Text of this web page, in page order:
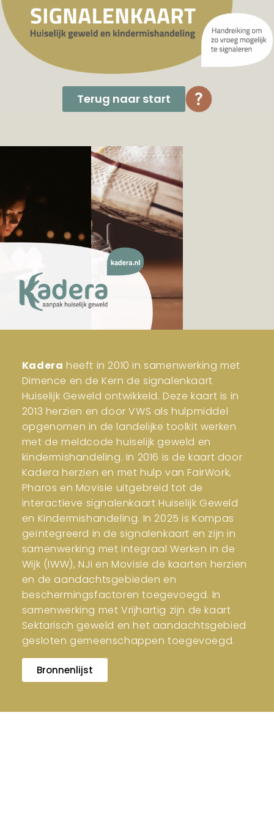
Terug naar start
Kadera heeft in 2010 in samenwerking met
Dimence en de Kern de signalenkaart
Huiselijk Geweld ontwikkeld. Deze kaart is in
2013 herzien en door VWS als hulpmiddel
opgenomen in de landelijke toolkit werken
met de meldcode huiselijk geweld en
kindermishandeling. In 2016 is de kaart door
Kadera herzien en met hulp van FairWork,
Pharos en Movisie uitgebreid tot de
interactieve signalenkaart Huiselijk Geweld
en Kindermishandeling. In 2025 is Kompas
geïntegreerd in de signalenkaart en zijn in
samenwerking met Integraal Werken in de
Wijk (IWW), NJi en Movisie de kaarten herzien
en de aandachtsgebieden en
beschermingsfactoren toegevoegd. In
samenwerking met Vrijhartig zijn de kaart
Sektarisch geweld en het aandachtsgebied
gesloten gemeenschappen toegevoegd.
Bronnenlijst